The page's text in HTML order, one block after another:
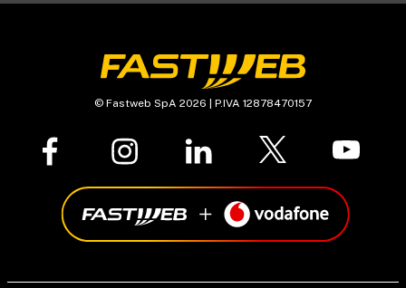
© Fastweb SpA 2026 | P.IVA 12878470157